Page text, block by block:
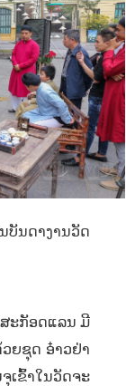
ບັນດາງານວັດ
ສະກັອດແລນ ມີ
ຍຊຸດ ອ໋າວຢ່າ
ເຂົ້າໃນວັດຈະ